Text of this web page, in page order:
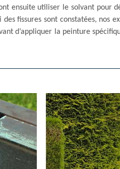
ensuite utiliser le solvant pour
fissures sont constatées, nos
d’appliquer la peinture